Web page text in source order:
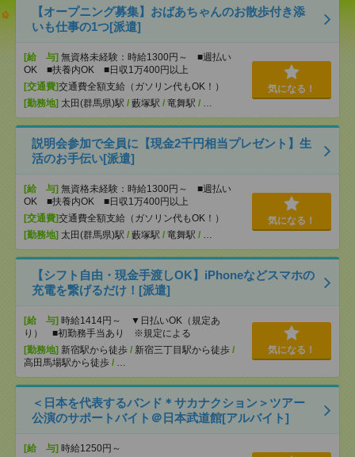
【オープニング募集】おばあちゃんのお散歩付き添
いも仕事の1つ[派遣]
[給 与] 無資格未経験：時給1300円～ ■週払い
OK ■扶養内OK ■日収1万400円以上
[交通費]交通費全額支給（ガソリン代もOK！）
[勤務地] 太田(群馬県)駅 / 藪塚駅 / 竜舞駅 / …
気になる！
説明会参加で全員に【現金2千円相当プレゼント】生
活のお手伝い[派遣]
[給 与] 無資格未経験：時給1300円～ ■週払い
OK ■扶養内OK ■日収1万400円以上
[交通費]交通費全額支給（ガソリン代もOK！）
[勤務地] 太田(群馬県)駅 / 藪塚駅 / 竜舞駅 / …
気になる！
【シフト自由・現金手渡しOK】iPhoneなどスマホの
充電を繋げるだけ！[派遣]
[給 与] 時給1414円～ ▼日払いOK（規定あ
り） ■初勤務手当あり ※規定による
[勤務地] 新宿駅から徒歩 / 新宿三丁目駅から徒歩 /
高田馬場駅から徒歩 / …
気になる！
＜日本を代表するバンド＊サカナクション＞ツアー
公演のサポートバイト＠日本武道館[アルバイト]
[給 与] 時給1250円～